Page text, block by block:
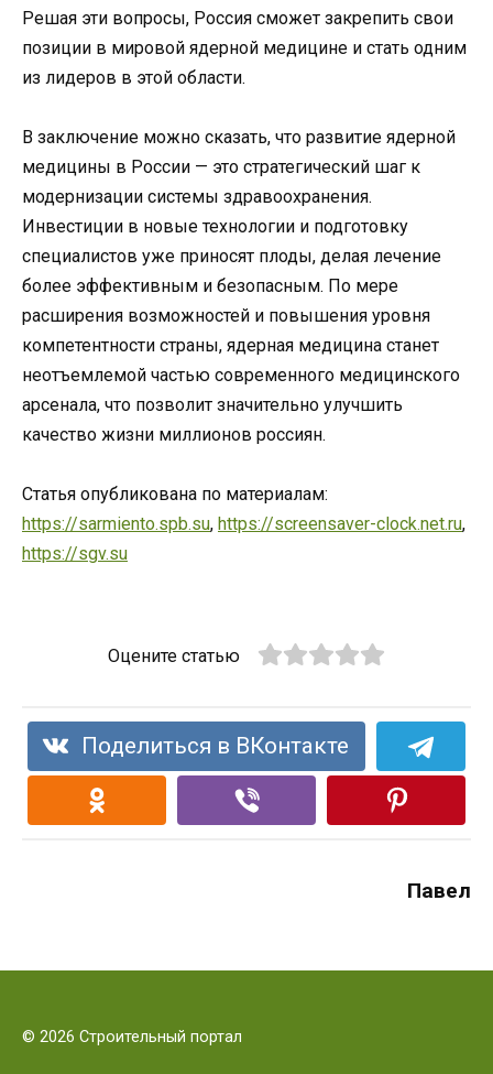
Решая эти вопросы, Россия сможет закрепить свои
позиции в мировой ядерной медицине и стать одним
из лидеров в этой области.
В заключение можно сказать, что развитие ядерной
медицины в России — это стратегический шаг к
модернизации системы здравоохранения.
Инвестиции в новые технологии и подготовку
специалистов уже приносят плоды, делая лечение
более эффективным и безопасным. По мере
расширения возможностей и повышения уровня
компетентности страны, ядерная медицина станет
неотъемлемой частью современного медицинского
арсенала, что позволит значительно улучшить
качество жизни миллионов россиян.
Статья опубликована по материалам:
https://sarmiento.spb.su, https://screensaver-clock.net.ru,
https://sgv.su
Оцените статью
Поделиться в ВКонтакте
Павел
© 2026 Строительный портал